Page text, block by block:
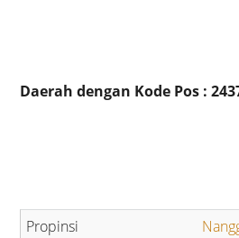
Daerah dengan Kode Pos :